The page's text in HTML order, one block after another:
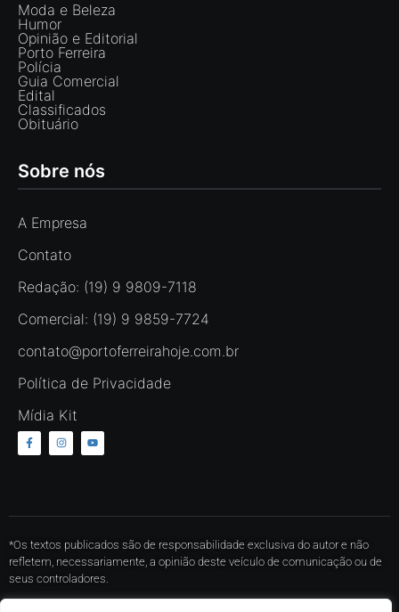
Moda e Beleza
Humor
Opinião e Editorial
Porto Ferreira
Polícia
Guia Comercial
Edital
Classificados
Obituário
Sobre nós
A Empresa
Contato
Redação: (19) 9 9809-7118
Comercial: (19) 9 9859-7724
contato@portoferreirahoje.com.br
Política de Privacidade
Mídia Kit
*Os textos publicados são de responsabilidade exclusiva do autor e não
refletem, necessariamente, a opinião deste veículo de comunicação ou de
seus controladores.